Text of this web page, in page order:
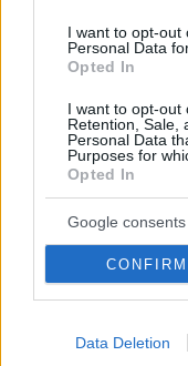
I want to opt-out
Personal Data
Opted In
I want to opt-out
Retention, Sale,
Personal Data
Purposes for
Opted In
Google consents
CONFIRM
Data Deletion
Κορωνοϊός –
ανησυχούμε για τη
Η εποχή, ο
δημιουργούν τις
«μετακίνηση» της
08.08.2023, 09:14